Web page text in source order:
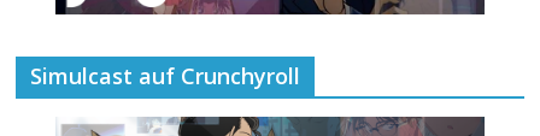
Simulcast auf Crunchyroll